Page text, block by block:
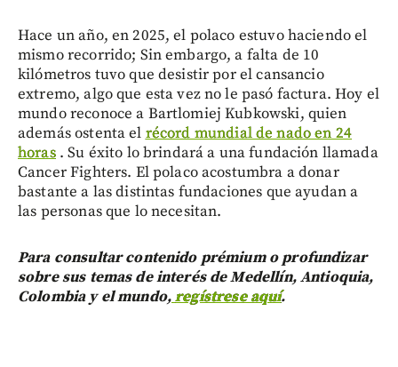
Hace un año, en 2025, el polaco estuvo haciendo el
mismo recorrido; Sin embargo, a falta de 10
kilómetros tuvo que desistir por el cansancio
extremo, algo que esta vez no le pasó factura. Hoy el
mundo reconoce a Bartlomiej Kubkowski, quien
además ostenta el récord mundial de nado en 24
horas. Su éxito lo brindará a una fundación llamada
Cancer Fighters. El polaco acostumbra a donar
bastante a las distintas fundaciones que ayudan a
las personas que lo necesitan.
Para consultar contenido prémium o profundizar
sobre sus temas de interés de Medellín, Antioquia,
Colombia y el mundo,regístrese aquí.